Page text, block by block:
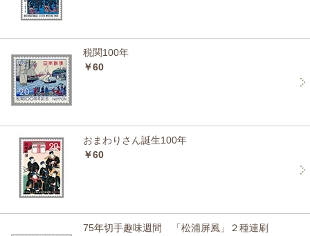
税関100年
￥60
おまわりさん誕生100年
￥60
75年切手趣味週間 「松浦屏風」２種連刷